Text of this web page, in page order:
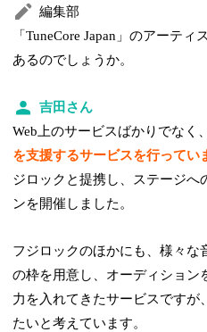
編集部
「TuneCore Japan」のアーテ
あるのでしょうか。
吉田さん
Web上のサービスばかりでなく
を支援するサービスを行ってい
ジロックと提携し、ステージへ
ンを開催しました。
フジロックのほかにも、様々な
の枠を用意し、オーディション
力を入れてきたサービスですが
たいと考えています。